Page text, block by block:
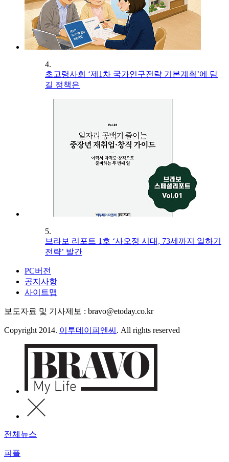
4.
초고령사회 ‘제1차 국가인구전략 기본계획’에 담
길 정책은
5.
브라보 리포트 1호 ‘사오정 시대, 73세까지 일하기
전략’ 발간
PC버전
공지사항
사이트맵
보도자료 및 기사제보 : bravo@etoday.co.kr
Copyright 2014. 이투데이피엔씨 . All rights reserved
전체뉴스
피플